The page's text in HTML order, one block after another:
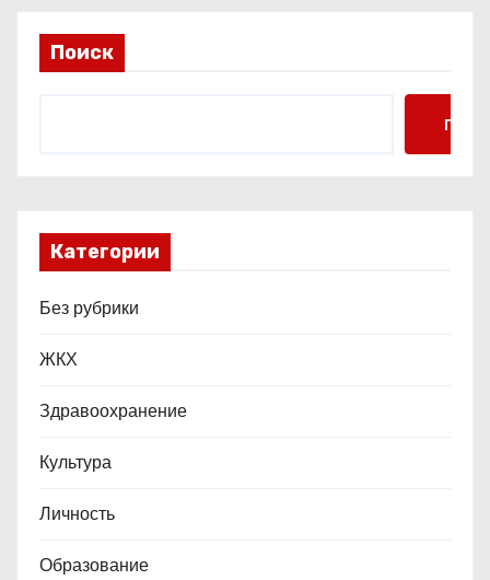
и
с
Поиск
Поиск
Категории
Без рубрики
ЖКХ
Здравоохранение
Культура
Личность
Образование